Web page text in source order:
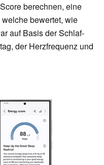
berechnen, eine
bewertet, wie
auf Basis der Schlaf-
der Herzfrequenz und